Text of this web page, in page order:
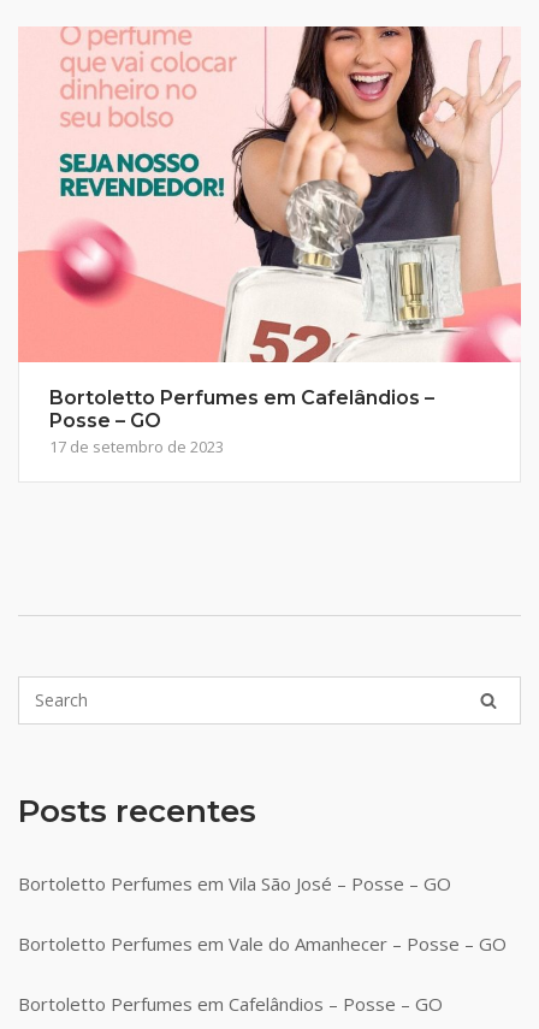
Bortoletto Perfumes em Cafelândios –
Posse – GO
17 de setembro de 2023
Posts recentes
Bortoletto Perfumes em Vila São José – Posse – GO
Bortoletto Perfumes em Vale do Amanhecer – Posse – GO
Bortoletto Perfumes em Cafelândios – Posse – GO